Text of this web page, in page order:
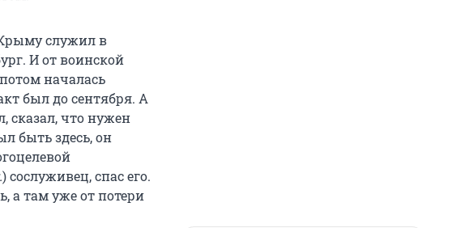
служил в
И от воинской
началась
был до сентября. А
сказал, что нужен
быть здесь, он
) сослуживец, спас его.
а там уже от потери